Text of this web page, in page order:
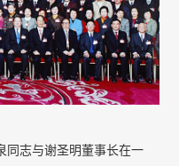
同志与谢圣明董事长在一